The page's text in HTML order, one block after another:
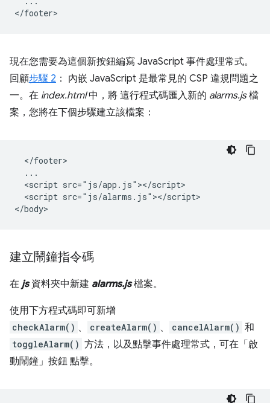
現在您需要為這個新按鈕編寫 JavaScript 事件處理常式。
回顧步驟 2 ： 內嵌 JavaScript 是最常見的 CSP 違規問題之
一。在 index.html中，將 這行程式碼匯入新的 alarms.js檔
案，您將在下個步驟建立該檔案：
  </footer>
  ...
  <script src="js/app.js"></script>
  <script src="js/alarms.js"></script>
建立鬧鐘指令碼
在 js資料夾中新建 alarms.js檔案。
使用下方程式碼即可新增
checkAlarm() 、 createAlarm() 、 cancelAlarm() 和
toggleAlarm() 方法，以及點擊事件處理常式，可在「啟
動鬧鐘」 按鈕 點擊。